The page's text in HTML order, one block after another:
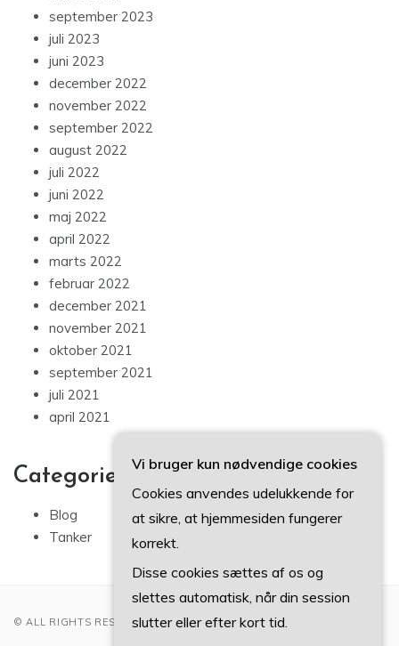
september 2023
juli 2023
juni 2023
december 2022
november 2022
september 2022
august 2022
juli 2022
juni 2022
maj 2022
april 2022
marts 2022
februar 2022
december 2021
november 2021
oktober 2021
september 2021
juli 2021
april 2021
Categories
Blog
Tanker
© ALL RIGHTS RESERVED 2022
Vi bruger kun nødvendige cookies
Cookies anvendes udelukkende for
at sikre, at hjemmesiden fungerer
korrekt.
Disse cookies sættes af os og
slettes automatisk, når din session
slutter eller efter kort tid.